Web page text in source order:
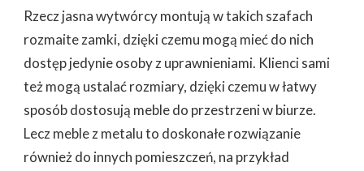
Rzecz jasna wytwórcy montują w takich szafach
rozmaite zamki, dzięki czemu mogą mieć do nich
dostęp jedynie osoby z uprawnieniami. Klienci sami
też mogą ustalać rozmiary, dzięki czemu w łatwy
sposób dostosują meble do przestrzeni w biurze.
Lecz meble z metalu to doskonałe rozwiązanie
również do innych pomieszczeń, na przykład